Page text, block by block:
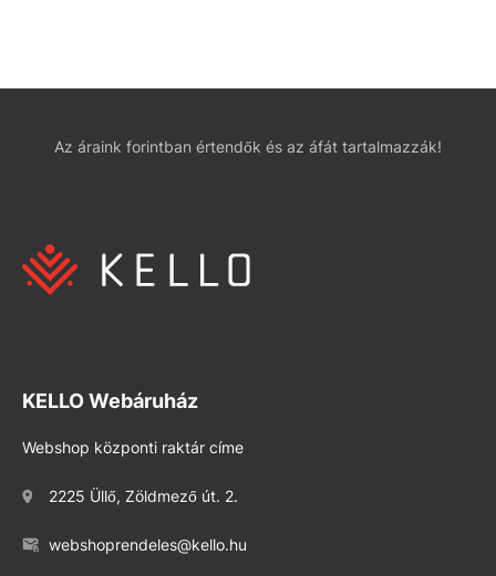
Az áraink forintban értendők és az áfát tartalmazzák!
KELLO Webáruház
Webshop központi raktár címe
2225 Üllő, Zöldmező út. 2.
webshoprendeles@kello.hu